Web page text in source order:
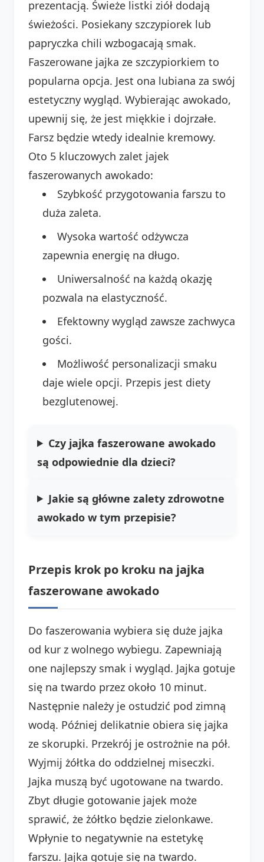
prezentacją. Świeże listki ziół dodają
świeżości. Posiekany szczypiorek lub
papryczka chili wzbogacają smak.
Faszerowane jajka ze szczypiorkiem to
popularna opcja. Jest ona lubiana za swój
estetyczny wygląd. Wybierając awokado,
upewnij się, że jest miękkie i dojrzałe.
Farsz będzie wtedy idealnie kremowy.
Oto 5 kluczowych zalet jajek
faszerowanych awokado:
Szybkość przygotowania farszu to
duża zaleta.
Wysoka wartość odżywcza
zapewnia energię na długo.
Uniwersalność na każdą okazję
pozwala na elastyczność.
Efektowny wygląd zawsze zachwyca
gości.
Możliwość personalizacji smaku
daje wiele opcji. Przepis jest diety
bezglutenowej.
Czy jajka faszerowane awokado
są odpowiednie dla dzieci?
Jakie są główne zalety zdrowotne
awokado w tym przepisie?
Przepis krok po kroku na jajka
faszerowane awokado
Do faszerowania wybiera się duże jajka
od kur z wolnego wybiegu. Zapewniają
one najlepszy smak i wygląd. Jajka gotuje
się na twardo przez około 10 minut.
Następnie należy je ostudzić pod zimną
wodą. Później delikatnie obiera się jajka
ze skorupki. Przekrój je ostrożnie na pół.
Wyjmij żółtka do oddzielnej miseczki.
Jajka muszą być ugotowane na twardo.
Zbyt długie gotowanie jajek może
sprawić, że żółtko będzie zielonkawe.
Wpłynie to negatywnie na estetykę
farszu. Jajka gotuje się na twardo.